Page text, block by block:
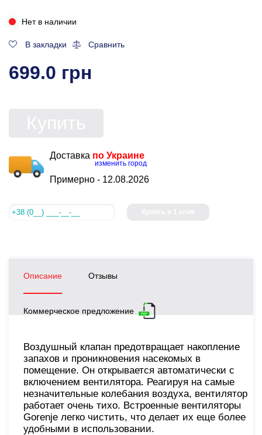
Нет в наличии
В закладки Сравнить
699.0 грн
Доставка по Украине
изменить город
Примерно - 12.08.2026
Описание Отзывы
Коммерческое предложение
Воздушный клапан предотвращает накопление
запахов и проникновения насекомых в
помещение. Он открывается автоматически с
включением вентилятора. Реагируя на самые
незначительные колебания воздуха, вентилятор
работает очень тихо. Встроенные вентиляторы
Gorenje легко чистить, что делает их еще более
удобными в использовании.